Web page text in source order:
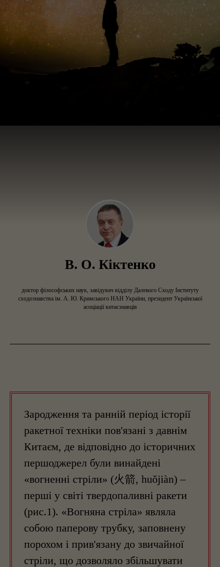
В. О. Кіктенко
доктор філософських наук, завідувач відділу Далекого Сходу Інституту
сходознавства ім. А. Ю. Кримського НАН України, президент Української
асоціації китаєзнавців
Зародження та ранній період історії
ракетної техніки пов'язані з давнім
Китаєм, де відповідно до історичних
першоджерел були винайдені
«вогненні стріли» (火箭, huǒjiàn) –
перші у світі твердопаливні ракети
(рис.1). «Вогняна стріла» являла
собою паперову трубку, заповнену
порохом і прив'язану до звичайної
стріли, що дозволяло збільшувати